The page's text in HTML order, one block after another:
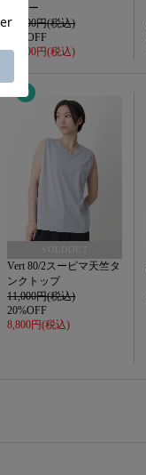
ーバー
28,600円(税込)
50%OFF
14,300円(税込)
9
SOLDOUT
Vert 80/2スーピマ天竺タ
ンクトップ
11,000円(税込)
20%OFF
8,800円(税込)